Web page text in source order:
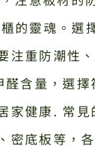
的靈魂。選
注重防潮性
含量，選擇
家健康. 常見
密底板等，